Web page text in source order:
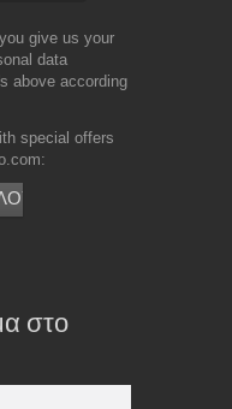
give us your
data
above according
special offers
στο